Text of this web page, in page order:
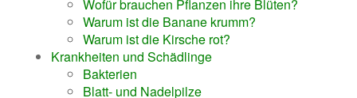
Wofür brauchen Pflanzen ihre Blüten?
Warum ist die Banane krumm?
Warum ist die Kirsche rot?
Krankheiten und Schädlinge
Bakterien
Blatt- und Nadelpilze